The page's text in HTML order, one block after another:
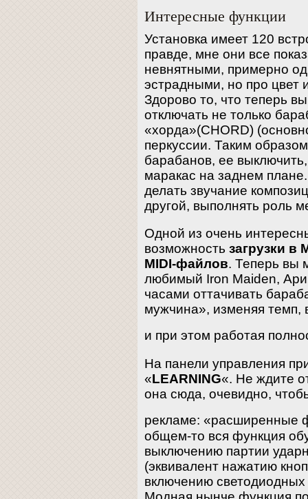
Интересные функции
Установка имеет 120
правде, мне они все
невнятными, примерно
эстрадными, но про цвет
Здорово то, что теперь
отключать не только
«хорда»(CHORD)
перкуссии. Таким
барабанов, ее
маракас на заднем
делать звучание
другой, выполнять роль
Одной из очень
возможность загрузки в
MIDI-файлов. Теперь вы
любимый Iron Maiden,
часами оттачивать
мужчина», изменяя темп,
и при этом работая
На панели управления
«LEARNING«. Не ждите
она сюда, очевидно,
рекламе: «расширенные
общем-то вся функция
выключению партии
(эквивалент нажатию
включению